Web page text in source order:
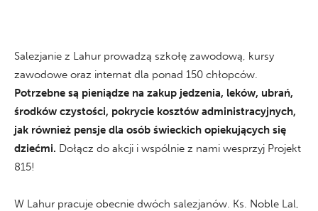
Salezjanie z Lahur prowadzą szkołę zawodową, kursy
zawodowe oraz internat dla ponad 150 chłopców.
Potrzebne są pieniądze na zakup jedzenia, leków, ubrań,
środków czystości, pokrycie kosztów administracyjnych,
jak również pensje dla osób świeckich opiekujących się
dziećmi. Dołącz do akcji i wspólnie z nami wesprzyj Projekt
815!
W Lahur pracuje obecnie dwóch salezjanów. Ks. Noble Lal,